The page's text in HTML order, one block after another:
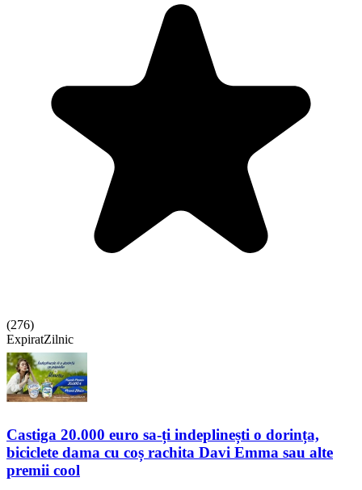
(276)
ExpiratZilnic
Castiga 20.000 euro sa-ți indeplinești o dorința,
biciclete dama cu coș rachita Davi Emma sau alte
premii cool